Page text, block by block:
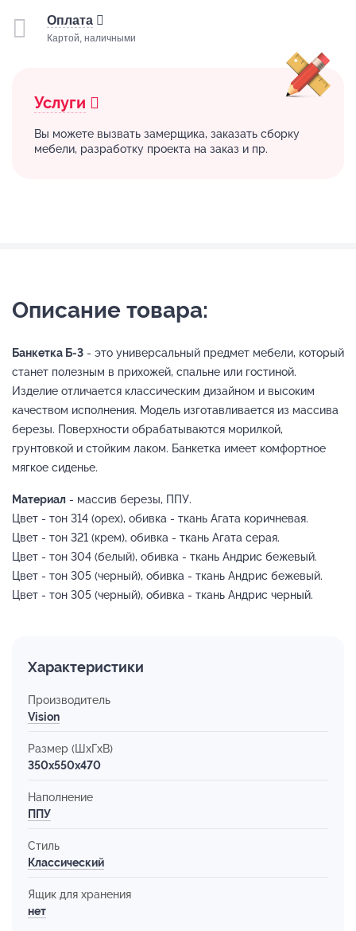
Оплата
Картой, наличными
Услуги
Вы можете вызвать замерщика, заказать сборку
мебели, разработку проекта на заказ и пр.
Описание товара:
Банкетка Б-3 - это универсальный предмет мебели, который
станет полезным в прихожей, спальне или гостиной.
Изделие отличается классическим дизайном и высоким
качеством исполнения. Модель изготавливается из массива
березы. Поверхности обрабатываются морилкой,
грунтовкой и стойким лаком. Банкетка имеет комфортное
мягкое сиденье.
Материал - массив березы, ППУ.
Цвет - тон 314 (орех), обивка - ткань Агата коричневая.
Цвет - тон 321 (крем), обивка - ткань Агата серая.
Цвет - тон 304 (белый), обивка - ткань Андрис бежевый.
Цвет - тон 305 (черный), обивка - ткань Андрис бежевый.
Цвет - тон 305 (черный), обивка - ткань Андрис черный.
Характеристики
Производитель
Vision
Размер (ШхГхВ)
350x550x470
Наполнение
ППУ
Стиль
Классический
Ящик для хранения
нет